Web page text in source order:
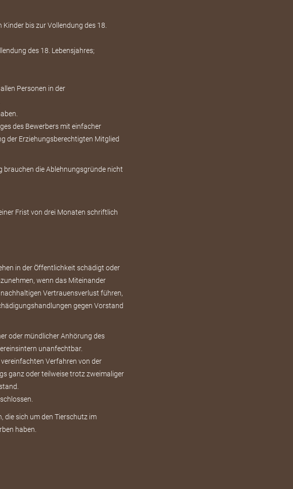
bis zur Vollendung des 18.
des 18. Lebensjahres;
Personen in der
des Bewerbers mit einfacher
der Erziehungsberechtigten Mitglied
brauchen die Ablehnungsgründe nicht
Frist von drei Monaten schriftlich
in der Öffentlichkeit schädigt oder
wenn das Miteinander
Vertrauensverlust führen,
gegen Vorstand
oder mündlicher Anhörung des
unanfechtbar.
Verfahren von der
ganz oder teilweise trotz zweimaliger
die sich um den Tierschutz im
haben.